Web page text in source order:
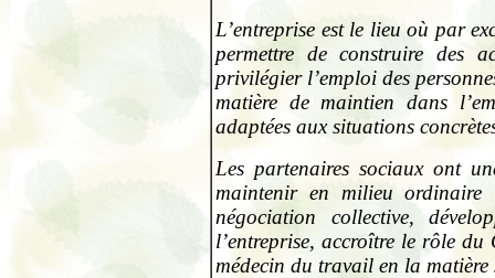
L’entreprise est le lieu où par
permettre de construire des
privilégier l’emploi des
matière de maintien dans
adaptées aux situations
Les partenaires sociaux ont
maintenir en milieu ordinaire
négociation collective,
l’entreprise, accroître le rôle
médecin du travail en la